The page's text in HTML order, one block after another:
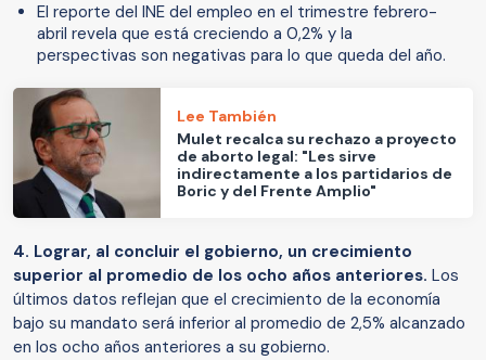
El reporte del INE del empleo en el trimestre febrero-
abril revela que está creciendo a 0,2% y la
perspectivas son negativas para lo que queda del año.
Lee También
Mulet recalca su rechazo a proyecto
de aborto legal: "Les sirve
indirectamente a los partidarios de
Boric y del Frente Amplio"
4. Lograr, al concluir el gobierno, un crecimiento
superior al promedio de los ocho años anteriores. Los
últimos datos reflejan que el crecimiento de la economía
bajo su mandato será inferior al promedio de 2,5% alcanzado
en los ocho años anteriores a su gobierno.